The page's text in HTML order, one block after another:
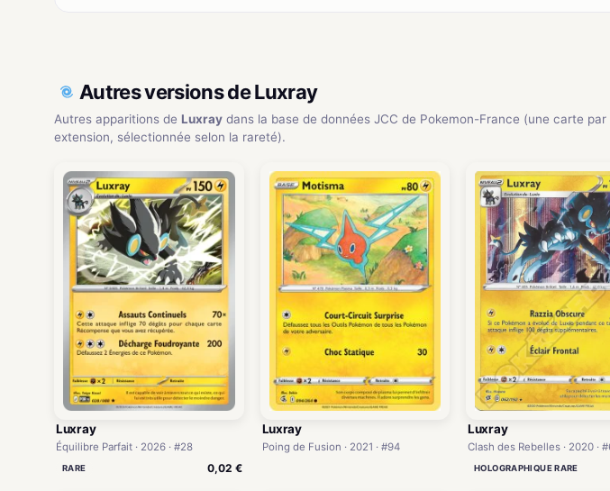
Autres versions de Luxray
Autres apparitions de Luxray dans la base de données JCC de Pokemon-France (une carte par
extension, sélectionnée selon la rareté).
Luxray
Équilibre Parfait · 2026 · #28
RARE 0,02 €
Luxray
Poing de Fusion · 2021 · #94
Luxray
Clash des Rebelles · 2020 ·
HOLOGRAPHIQUE RARE